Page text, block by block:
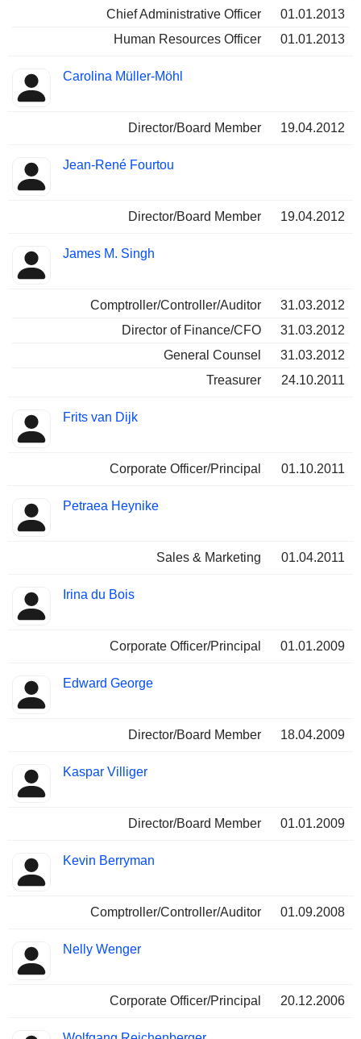
Chief Administrative Officer
01.01.2013
Human Resources Officer
01.01.2013
Carolina Müller-Möhl
Director/Board Member 19.04.2012
Jean-René Fourtou
Director/Board Member 19.04.2012
James M. Singh
Comptroller/Controller/Auditor
31.03.2012
Director of Finance/CFO
31.03.2012
General Counsel
31.03.2012
Treasurer
24.10.2011
Frits van Dijk
Corporate Officer/Principal 01.10.2011
Petraea Heynike
Sales & Marketing 01.04.2011
Irina du Bois
Corporate Officer/Principal 01.01.2009
Edward George
Director/Board Member 18.04.2009
Kaspar Villiger
Director/Board Member 01.01.2009
Kevin Berryman
Comptroller/Controller/Auditor 01.09.2008
Nelly Wenger
Corporate Officer/Principal 20.12.2006